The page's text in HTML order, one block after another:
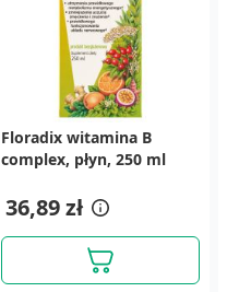
Floradix witamina B
complex, płyn, 250 ml
36,89 zł
Vitaminum A+E Medana,
2500 j.m.A + 200 mg E,